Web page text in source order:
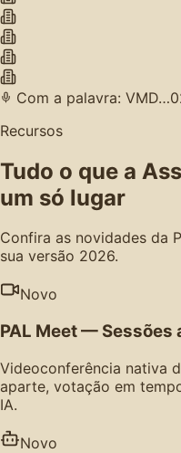
Com a palavra: VMD…
Recursos
Tudo o que a
um só lugar
Confira as novidades da
sua versão 2026.
Novo
PAL Meet — Sessões
Videoconferência nativa
aparte, votação em
IA.
Novo